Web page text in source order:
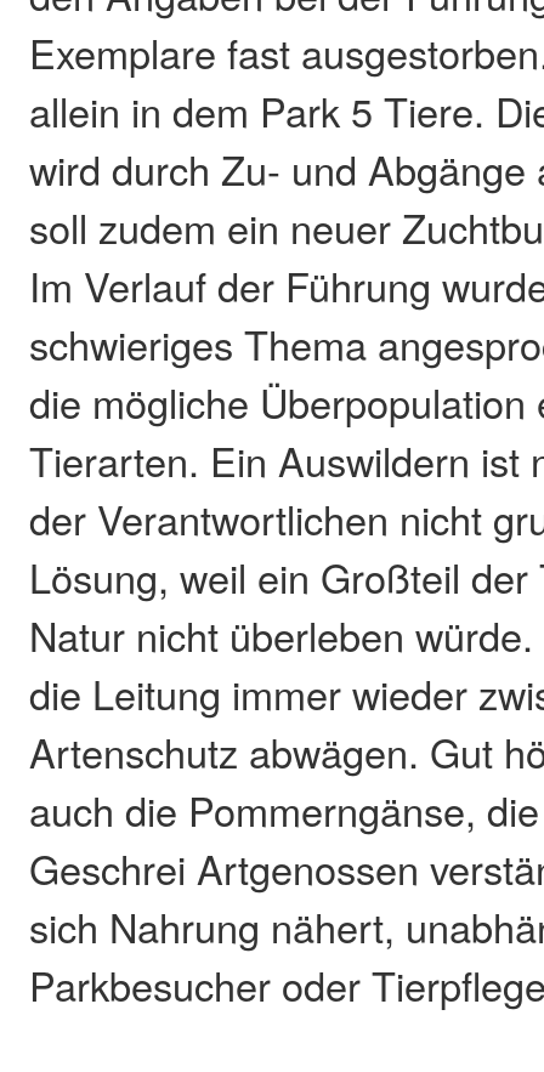
Exemplare fast
allein in dem Park 5 Tiere.
wird durch Zu- und Abgänge
soll zudem ein neuer
Im Verlauf der Führung
schwieriges Thema
die mögliche Überpopulation
Tierarten. Ein Auswildern ist
der Verantwortlichen nicht
Lösung, weil ein Großteil
Natur nicht überleben
die Leitung immer wieder
Artenschutz abwägen. Gut
auch die Pommerngänse,
Geschrei Artgenossen
sich Nahrung nähert,
Parkbesucher oder